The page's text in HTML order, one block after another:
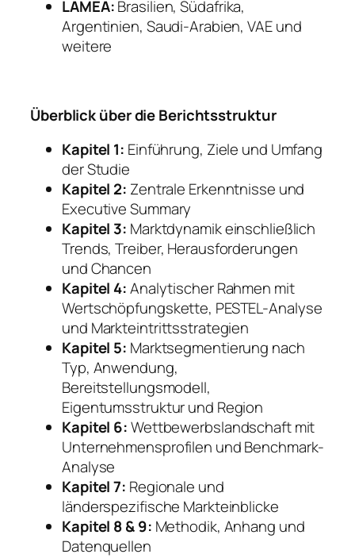
LAMEA:Brasilien, Südafrika,
Argentinien, Saudi-Arabien, VAE und
weitere
Überblick über die Berichtsstruktur
Kapitel 1: Einführung, Ziele und Umfang
der Studie
Kapitel 2: Zentrale Erkenntnisse und
Executive Summary
Kapitel 3: Marktdynamik einschließlich
Trends, Treiber, Herausforderungen
und Chancen
Kapitel 4:Analytischer Rahmen mit
Wertschöpfungskette, PESTEL-Analyse
und Markteintrittsstrategien
Kapitel 5: Marktsegmentierung nach
Typ, Anwendung,
Bereitstellungsmodell,
Eigentumsstruktur und Region
Kapitel 6:Wettbewerbslandschaft mit
Unternehmensprofilen und Benchmark-
Analyse
Kapitel 7: Regionale und
länderspezifische Markteinblicke
Kapitel 8 & 9: Methodik, Anhang und
Datenquellen